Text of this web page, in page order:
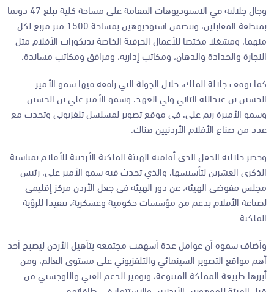
وجال جلالته في الاستوديوهات المقامة على مساحة كلية تبلغ 47 دونما
بمنطقة المقابلين، وتتضمن استوديوهين بمساحة 1500 متر مربع لكل
منهما، ومشغلا مختصا للأعمال الحرفية الخاصة بديكورات الأفلام مثل
النجارة والحدادة والدهان، ومكاتب إدارية، ومرافق ومكاتب مساندة.
كما توقف جلالة الملك، خلال الجولة التي رافقه فيها سمو الأمير
الحسين بن عبدالله الثاني ولي العهد، وسمو الأمير علي بن الحسين
وسمو الأميرة ريم علي، في موقع تصوير لمسلسل تلفزيوني وتحدث مع
عدد من صناع الأفلام الأردنيين هناك.
وحضر جلالته الحفل الذي أقامته الهيئة الملكية الأردنية للأفلام بمناسبة
الذكرى العشرين لتأسيسها، والذي تحدث فيه سمو الأمير علي، رئيس
مجلس مفوضي الهيئة، عن دور الهيئة في جعل الأردن مركز إقليمي
لصناعة الأفلام بدعم من مؤسسات حكومية وعسكرية، تنفيذا للرؤية
الملكية.
وأضاف سموه أن عوامل عدة أسهمت مجتمعة بتأهيل الأردن ليصبح أحد
أهم مواقع التصوير السينمائي والتلفزيوني على مستوى العالم، ومن
أبرزها طبيعة المملكة المتنوعة، وتوفير الدعم الفني واللوجستي من